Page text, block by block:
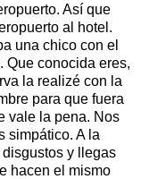
Así que
al hotel.
una chico con el
Que conocida eres,
la realizé con la
para que fuera
vale la pena. Nos
simpático. A la
y llegas
hacen el mismo